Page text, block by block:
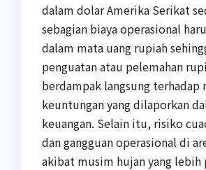
dalam dolar Amerika Serikat
sebagian biaya operasional
dalam mata uang rupiah
penguatan atau pelemahan
berdampak langsung terhadap
keuntungan yang dilaporkan
keuangan. Selain itu, risiko
dan gangguan operasional di
akibat musim hujan yang lebih